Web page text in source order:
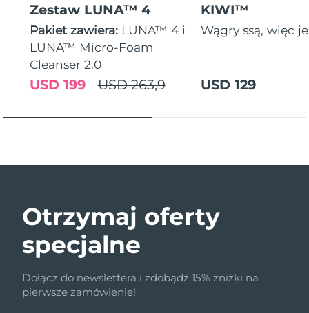
Zestaw LUNA™ 4
Pakiet zawiera: LUNA™ 4 i
LUNA™ Micro-Foam
Cleanser 2.0
USD 263,9
USD 199
KIWI™
Wągry ssą, więc
USD 129
Otrzymaj oferty
specjalne
Dołącz do newslettera i zdobądź 15% zniżki na
pierwsze zamówienie!